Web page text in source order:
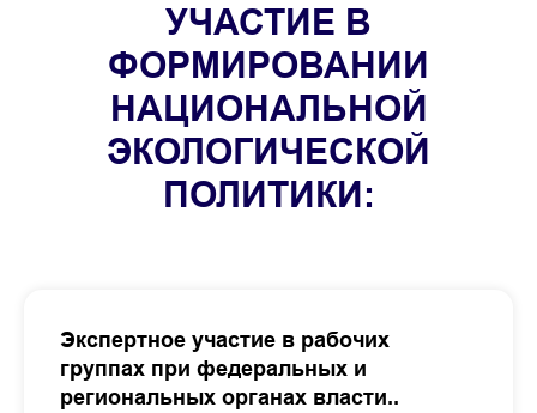
УЧАСТИЕ В
ФОРМИРОВАНИИ
НАЦИОНАЛЬНОЙ
ЭКОЛОГИЧЕСКОЙ
ПОЛИТИКИ:
Экспертное участие в рабочих
группах при федеральных и
региональных органах власти..